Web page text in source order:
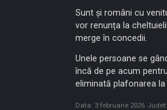
Sunt și români cu
vor renunța la
merge în concedii.
Unele persoane se
încă de pe acum
eliminată plafonarea
Data: 3 februarie 2026 Judet: